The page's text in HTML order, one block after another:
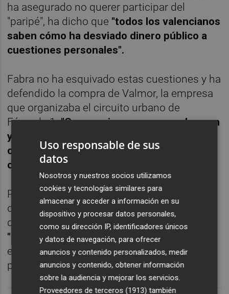
ha asegurado no querer participar del
"paripé", ha dicho que "todos los valencianos
saben cómo ha desviado dinero público a
cuestiones personales".
Fabra no ha esquivado estas cuestiones y ha
defendido la compra de Valmor, la empresa
que organizaba el circuito urbano de
Fórmula 1."Conseguimos no pagar el canon
y negociar con Ecclestone para que las dos
carreras que había en el calendario no se
celebraran", ha argumentado.
Respecto a las acusaciones por los gastos
de representación, el anterior responsable
del Consell ha indicado queno ha pasado
"nunca una comida como gasto"
entendía que "había que ajustar el
presupuesto a las necesidades básicas".
Uso responsable de sus
datos
Nosotros y nuestros socios utilizamos
cookies y tecnologías similares para
almacenar y acceder a información en su
dispositivo y procesar datos personales,
como su dirección IP, identificadores únicos
y datos de navegación, para ofrecer
anuncios y contenido personalizados, medir
anuncios y contenido, obtener información
sobre la audiencia y mejorar los servicios.
Proveedores de terceros (1913) también